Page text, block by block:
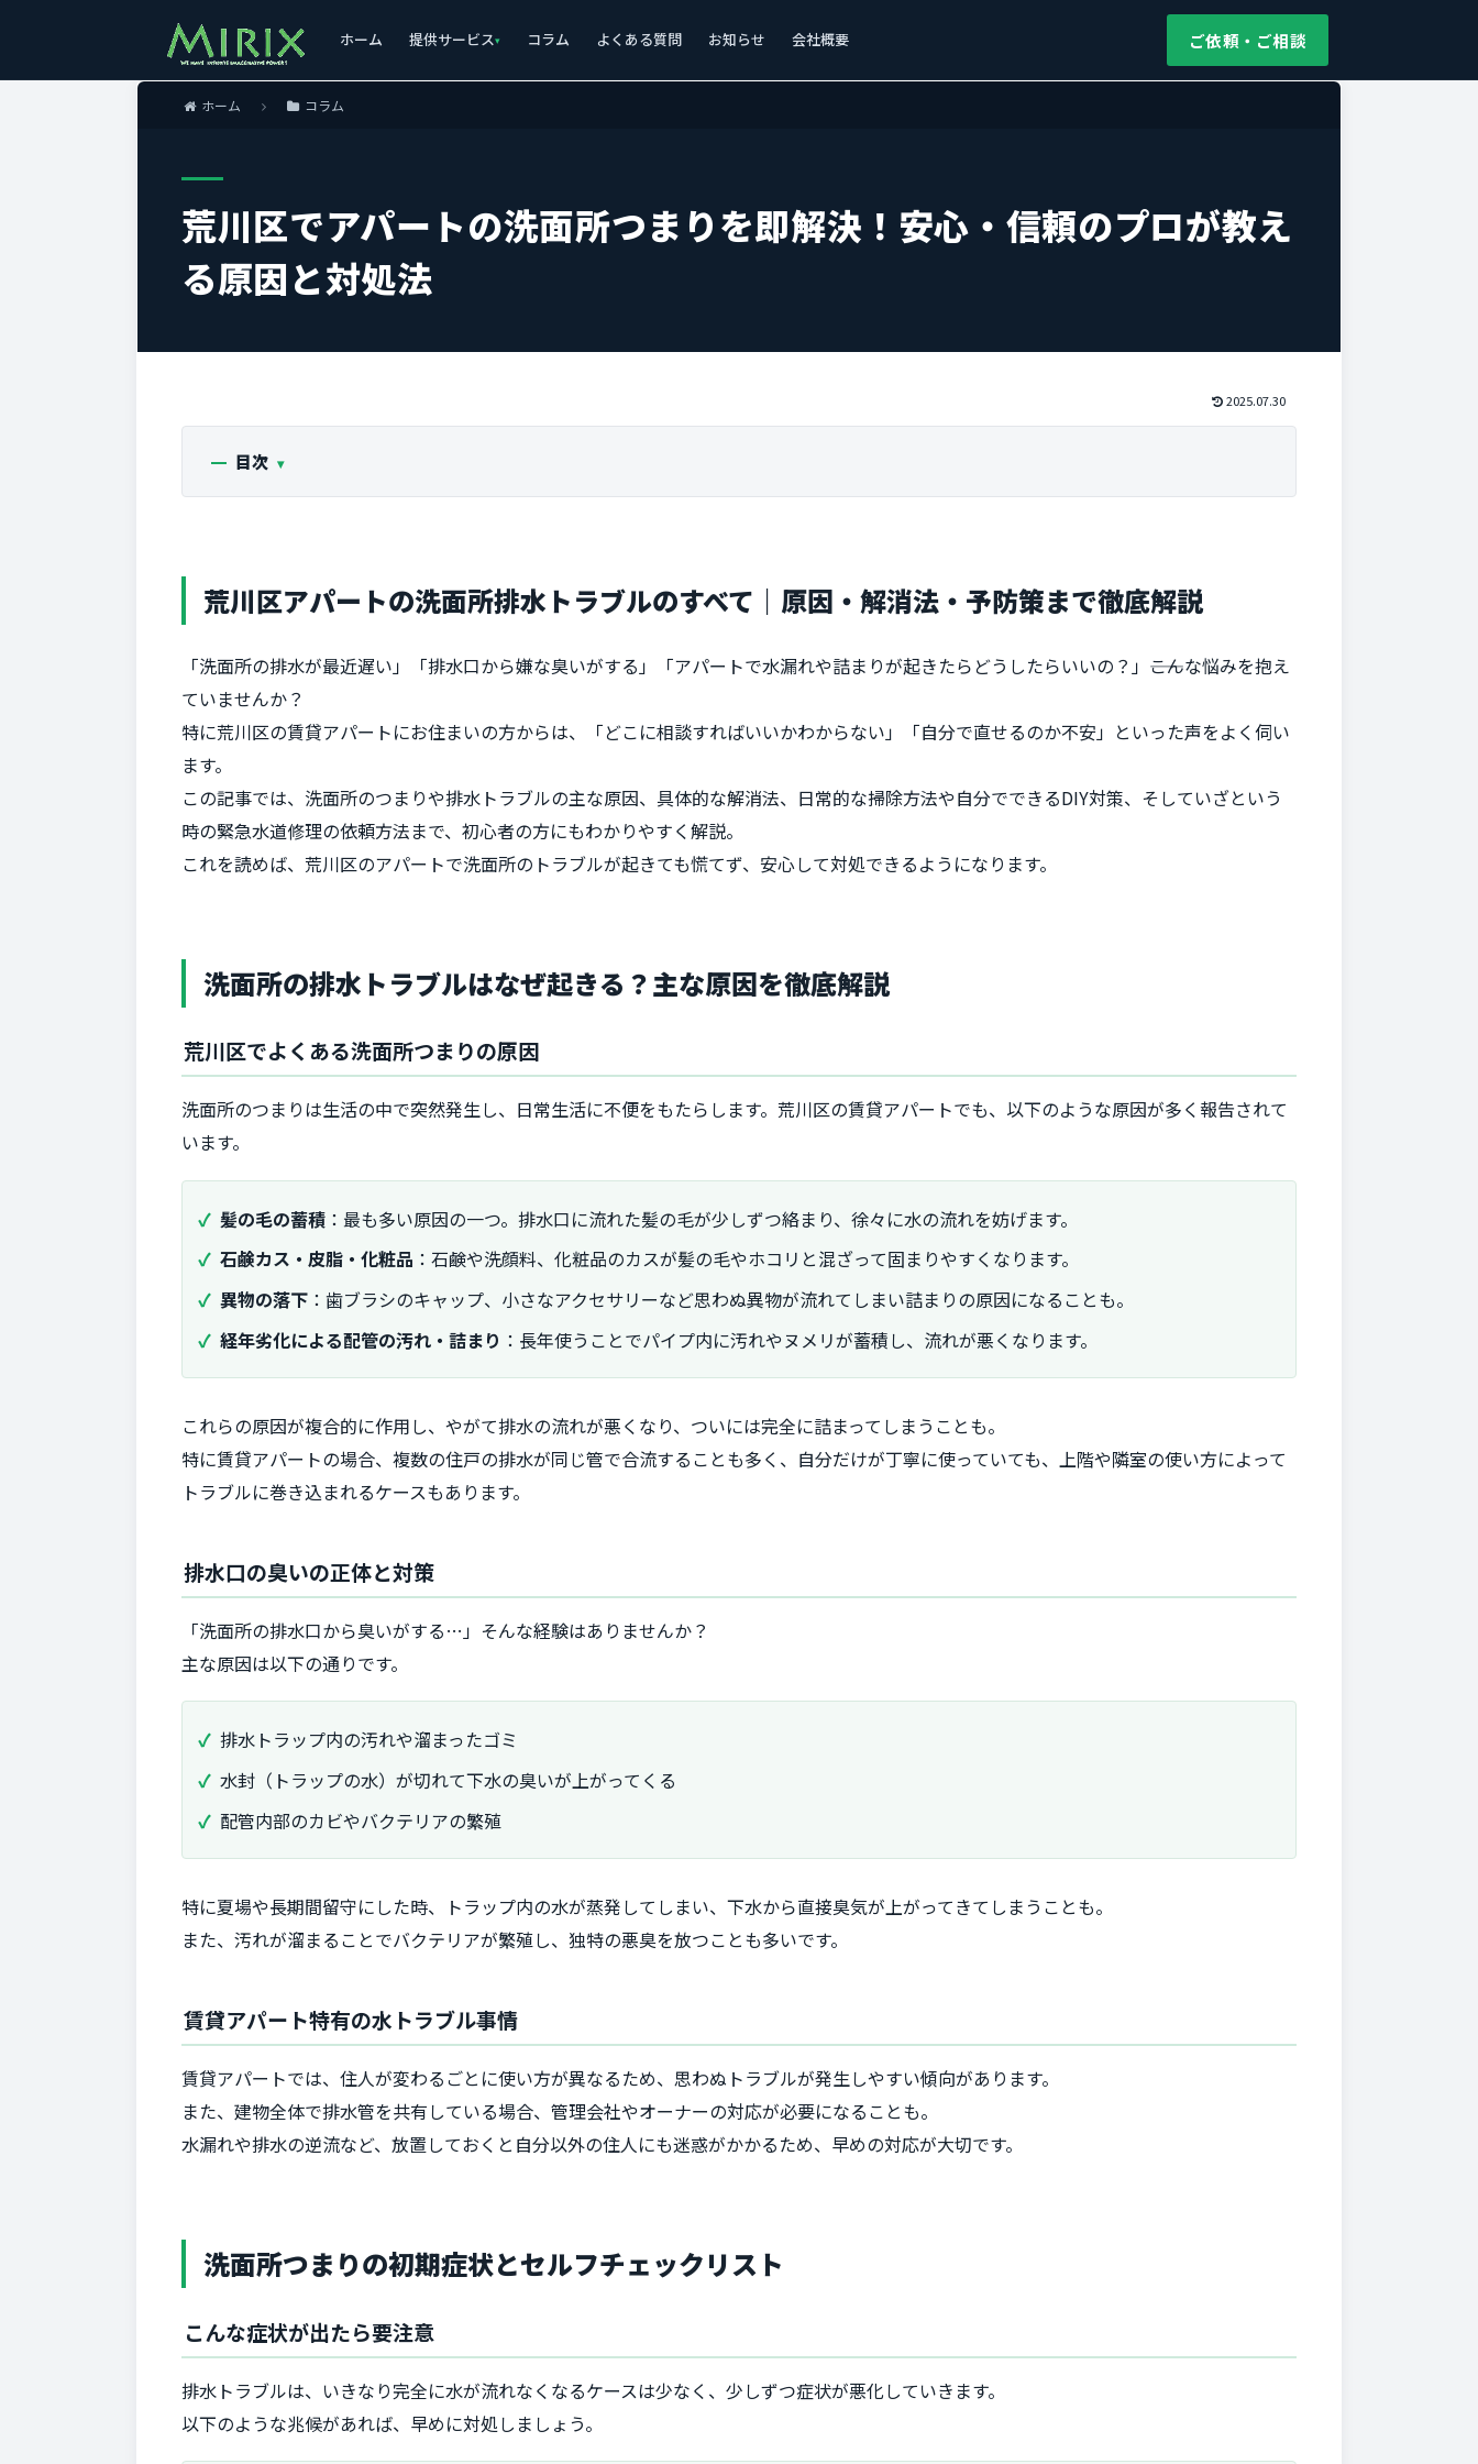
ご依頼・ご相談
ホーム 提供サービス コラム よくある質問 お知らせ 会社概要
ホーム コラム
荒川区でアパートの洗面所つまりを即解決！安心・信頼のプロが教え
る原因と対処法
2025.07.30
目次
荒川区アパートの洗面所排水トラブルのすべて｜原因・解消法・予防策まで徹底解説
「洗面所の排水が最近遅い」「排水口から嫌な臭いがする」「アパートで水漏れや詰まりが起きたらどうしたらいいの？」――こんな悩みを抱え
ていませんか？
特に荒川区の賃貸アパートにお住まいの方からは、「どこに相談すればいいかわからない」「自分で直せるのか不安」といった声をよく伺い
ます。
この記事では、洗面所のつまりや排水トラブルの主な原因、具体的な解消法、日常的な掃除方法や自分でできるDIY対策、そしていざという
時の緊急水道修理の依頼方法まで、初心者の方にもわかりやすく解説。
これを読めば、荒川区のアパートで洗面所のトラブルが起きても慌てず、安心して対処できるようになります。
洗面所の排水トラブルはなぜ起きる？主な原因を徹底解説
荒川区でよくある洗面所つまりの原因
洗面所のつまりは生活の中で突然発生し、日常生活に不便をもたらします。荒川区の賃貸アパートでも、以下のような原因が多く報告されて
います。
髪の毛の蓄積 ：最も多い原因の一つ。排水口に流れた髪の毛が少しずつ絡まり、徐々に水の流れを妨げます。
石鹸カス・皮脂・化粧品 ：石鹸や洗顔料、化粧品のカスが髪の毛やホコリと混ざって固まりやすくなります。
異物の落下 ：歯ブラシのキャップ、小さなアクセサリーなど思わぬ異物が流れてしまい詰まりの原因になることも。
経年劣化による配管の汚れ・詰まり ：長年使うことでパイプ内に汚れやヌメリが蓄積し、流れが悪くなります。
これらの原因が複合的に作用し、やがて排水の流れが悪くなり、ついには完全に詰まってしまうことも。
特に賃貸アパートの場合、複数の住戸の排水が同じ管で合流することも多く、自分だけが丁寧に使っていても、上階や隣室の使い方によって
トラブルに巻き込まれるケースもあります。
排水口の臭いの正体と対策
「洗面所の排水口から臭いがする…」そんな経験はありませんか？
主な原因は以下の通りです。
排水トラップ内の汚れや溜まったゴミ
水封（トラップの水）が切れて下水の臭いが上がってくる
配管内部のカビやバクテリアの繁殖
特に夏場や長期間留守にした時、トラップ内の水が蒸発してしまい、下水から直接臭気が上がってきてしまうことも。
また、汚れが溜まることでバクテリアが繁殖し、独特の悪臭を放つことも多いです。
賃貸アパート特有の水トラブル事情
賃貸アパートでは、住人が変わるごとに使い方が異なるため、思わぬトラブルが発生しやすい傾向があります。
また、建物全体で排水管を共有している場合、管理会社やオーナーの対応が必要になることも。
水漏れや排水の逆流など、放置しておくと自分以外の住人にも迷惑がかかるため、早めの対応が大切です。
洗面所つまりの初期症状とセルフチェックリスト
こんな症状が出たら要注意
排水トラブルは、いきなり完全に水が流れなくなるケースは少なく、少しずつ症状が悪化していきます。
以下のような兆候があれば、早めに対処しましょう。